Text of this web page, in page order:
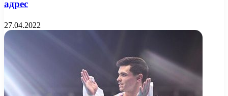
адрес
27.04.2022